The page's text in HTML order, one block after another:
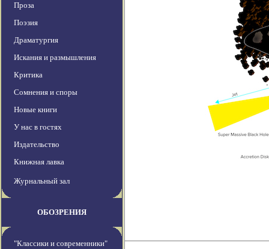
Проза
Поэзия
Драматургия
Искания и размышления
Критика
Сомнения и споры
Новые книги
У нас в гостях
Издательство
Книжная лавка
Журнальный зал
ОБОЗРЕНИЯ
"Классики и современники"